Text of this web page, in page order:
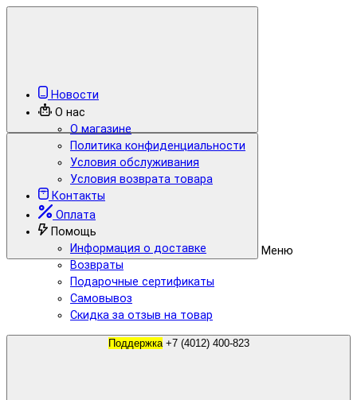
Меню
Новости
О нас
О магазине
Политика конфиденциальности
Условия обслуживания
Условия возврата товара
Контакты
Оплата
Помощь
Информация о доставке
Возвраты
Подарочные сертификаты
Самовывоз
Скидка за отзыв на товар
Поддержка +7 (4012) 400-823